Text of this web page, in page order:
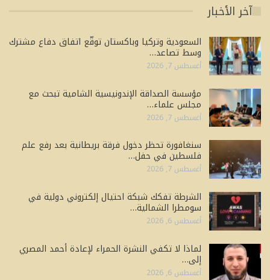
آخر الأخبار
السعودية وتركيا وباكستان توقّع اتفاق دفاع مشترك
وسط تصاعد…
أغسطس 7, 2026
مؤسسة الصداقة الإندونيسية الشامية تبحث مع
مجلس علماء…
أغسطس 7, 2026
سنغافورة تحظر دخول فرقة بريطانية بعد رفع علم
فلسطين في حفل…
أغسطس 7, 2026
الشرطة تفكك شبكة احتيال إلكتروني دولية في
سومطرا الشمالية…
أغسطس 6, 2026
لماذا لا تكفي النشرة الحمراء لإعادة أحمد المصري
إلى…
أغسطس 6, 2026